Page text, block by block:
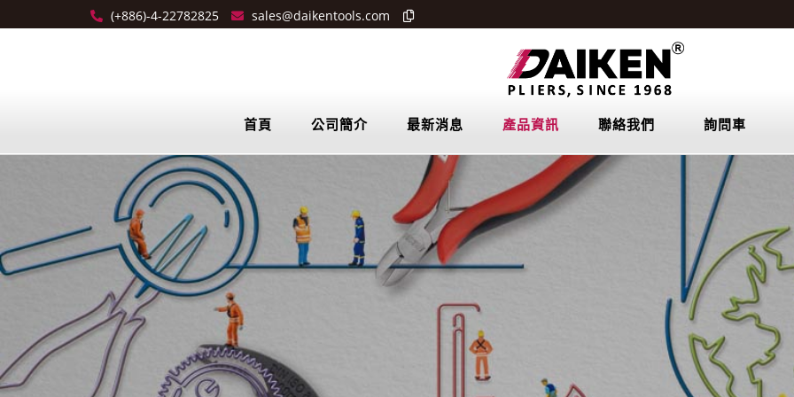
(+886)-4-22782825 sales@daikentools.com
首頁 公司簡介 最新消息 產品資訊 聯絡我們 詢問車